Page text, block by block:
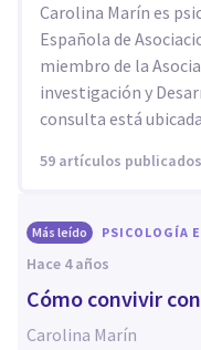
Carolina Marín es
Española de
miembro de la
investigación y
consulta está
59 artículos publicados
Más leído PSICOLOGÍA
hace 4 años
Cómo convivir
Carolina Marín